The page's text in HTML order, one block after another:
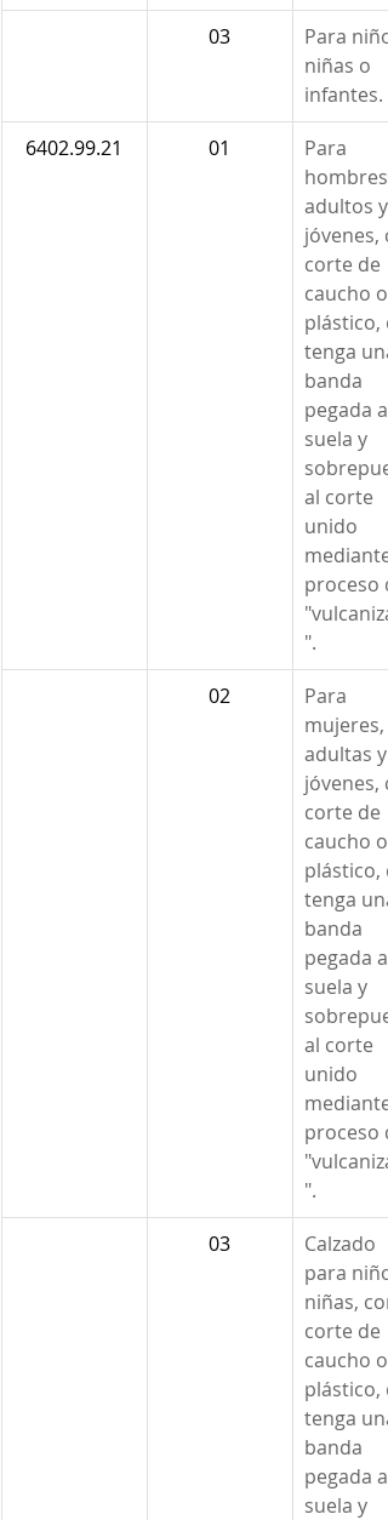
03
Para
niñas o
infantes.
6402.99.21
01
Para
hombres,
adultos y
jóvenes,
corte de
caucho o
plástico,
tenga una
banda
pegada a
suela y
al corte
unido
proceso
".
02
Para
mujeres,
adultas y
jóvenes,
corte de
caucho o
plástico,
tenga una
banda
pegada a
suela y
al corte
unido
proceso
".
03
Calzado
para
niñas, con
corte de
caucho o
plástico,
tenga una
banda
pegada a
suela y